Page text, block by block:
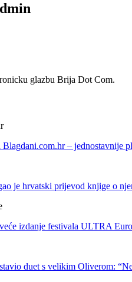
glazbu Brija Dot Com.
Blagdani.com.hr – jednostavnije
je hrvatski prijevod knjige o
izdanje festivala ULTRA
duet s velikim Oliverom: